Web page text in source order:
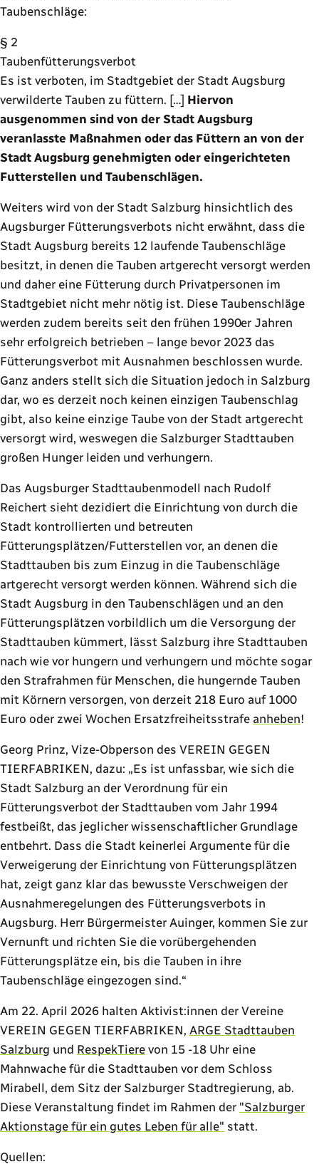
Taubenschläge:
§ 2
Taubenfütterungsverbot
Es ist verboten, im Stadtgebiet der Stadt Augsburg
verwilderte Tauben zu füttern. […] Hiervon
ausgenommen sind von der Stadt Augsburg
veranlasste Maßnahmen oder das Füttern an von der
Stadt Augsburg genehmigten oder eingerichteten
Futterstellen und Taubenschlägen.
Weiters wird von der Stadt Salzburg hinsichtlich des
Augsburger Fütterungsverbots nicht erwähnt, dass die
Stadt Augsburg bereits 12 laufende Taubenschläge
besitzt, in denen die Tauben artgerecht versorgt werden
und daher eine Fütterung durch Privatpersonen im
Stadtgebiet nicht mehr nötig ist. Diese Taubenschläge
werden zudem bereits seit den frühen 1990er Jahren
sehr erfolgreich betrieben – lange bevor 2023 das
Fütterungsverbot mit Ausnahmen beschlossen wurde.
Ganz anders stellt sich die Situation jedoch in Salzburg
dar, wo es derzeit noch keinen einzigen Taubenschlag
gibt, also keine einzige Taube von der Stadt artgerecht
versorgt wird, weswegen die Salzburger Stadttauben
großen Hunger leiden und verhungern.
Das Augsburger Stadttaubenmodell nach Rudolf
Reichert sieht dezidiert die Einrichtung von durch die
Stadt kontrollierten und betreuten
Fütterungsplätzen/Futterstellen vor, an denen die
Stadttauben bis zum Einzug in die Taubenschläge
artgerecht versorgt werden können. Während sich die
Stadt Augsburg in den Taubenschlägen und an den
Fütterungsplätzen vorbildlich um die Versorgung der
Stadttauben kümmert, lässt Salzburg ihre Stadttauben
nach wie vor hungern und verhungern und möchte sogar
den Strafrahmen für Menschen, die hungernde Tauben
mit Körnern versorgen, von derzeit 218 Euro auf 1000
Euro oder zwei Wochen Ersatzfreiheitsstrafe anheben!
Georg Prinz, Vize-Obperson des VEREIN GEGEN
TIERFABRIKEN, dazu: „Es ist unfassbar, wie sich die
Stadt Salzburg an der Verordnung für ein
Fütterungsverbot der Stadttauben vom Jahr 1994
festbeißt, das jeglicher wissenschaftlicher Grundlage
entbehrt. Dass die Stadt keinerlei Argumente für die
Verweigerung der Einrichtung von Fütterungsplätzen
hat, zeigt ganz klar das bewusste Verschweigen der
Ausnahmeregelungen des Fütterungsverbots in
Augsburg. Herr Bürgermeister Auinger, kommen Sie zur
Vernunft und richten Sie die vorübergehenden
Fütterungsplätze ein, bis die Tauben in ihre
Taubenschläge eingezogen sind.“
Am 22. April 2026 halten Aktivist:innen der Vereine
VEREIN GEGEN TIERFABRIKEN, ARGE Stadttauben
Salzburg und RespekTiere von 15 -18 Uhr eine
Mahnwache für die Stadttauben vor dem Schloss
Mirabell, dem Sitz der Salzburger Stadtregierung, ab.
Diese Veranstaltung findet im Rahmen der "Salzburger
Aktionstage für ein gutes Leben für alle" statt.
Quellen: